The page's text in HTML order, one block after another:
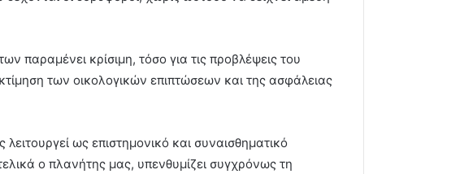
κρίσιμη, τόσο για τις προβλέψεις του
των οικολογικών επιπτώσεων και της ασφάλειας
ως επιστημονικό και συναισθηματικό
ο πλανήτης μας, υπενθυμίζει συγχρόνως τη